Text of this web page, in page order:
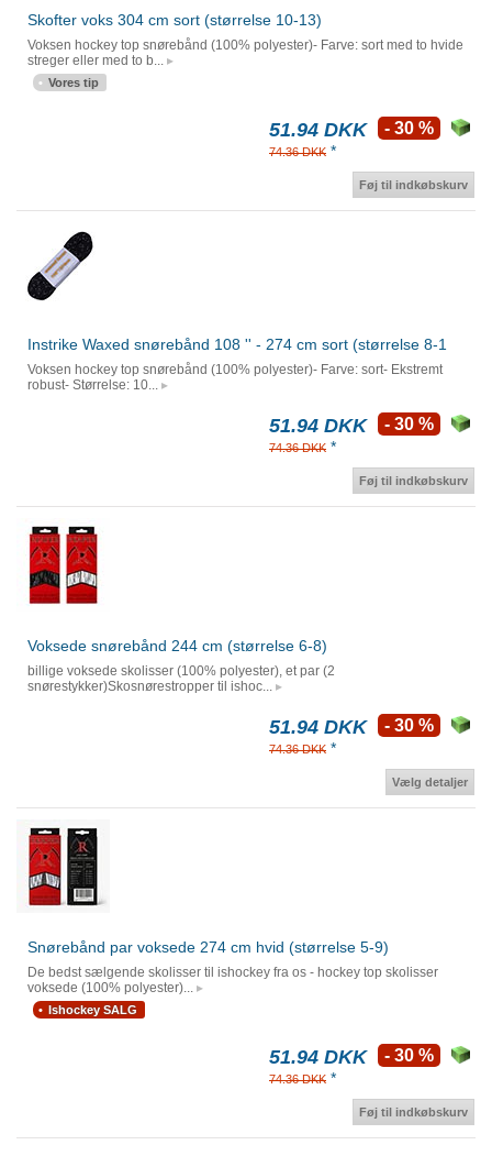
Skofter voks 304 cm sort (størrelse 10-13)
Voksen hockey top snørebånd (100% polyester)- Farve: sort med to hvide
streger eller med to b...
Vores tip
51.94 DKK
74.36 DKK *
- 30 %
Føj til indkøbskurv
Instrike Waxed snørebånd 108 '' - 274 cm sort (størrelse 8-1
Voksen hockey top snørebånd (100% polyester)- Farve: sort- Ekstremt
robust- Størrelse: 10...
51.94 DKK
74.36 DKK *
- 30 %
Føj til indkøbskurv
Voksede snørebånd 244 cm (størrelse 6-8)
billige voksede skolisser (100% polyester), et par (2
snørestykker)Skosnørestropper til ishoc...
51.94 DKK
74.36 DKK *
- 30 %
Vælg detaljer
Snørebånd par voksede 274 cm hvid (størrelse 5-9)
De bedst sælgende skolisser til ishockey fra os - hockey top skolisser
voksede (100% polyester)...
Ishockey SALG
51.94 DKK
74.36 DKK *
- 30 %
Føj til indkøbskurv